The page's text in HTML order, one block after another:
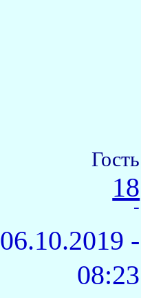
Гость
18
-
06.10.2019 -
08:23